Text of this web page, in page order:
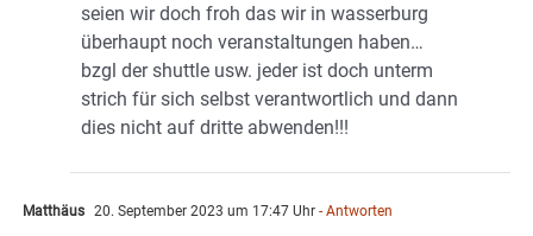
seien wir doch froh das wir in wasserburg
überhaupt noch veranstaltungen haben…
bzgl der shuttle usw. jeder ist doch unterm
strich für sich selbst verantwortlich und dann
dies nicht auf dritte abwenden!!!
Matthäus 20. September 2023 um 17:47 Uhr - Antworten